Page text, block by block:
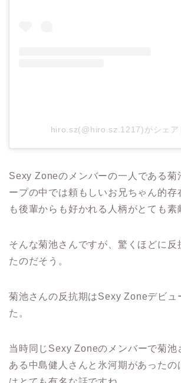
hiro.sz(@hiro.sz.1217)がシェア
Sexy Zoneのメンバーの一人である菊
ープの中では頼もしいお兄ちゃん的存
も後輩からも好かれる人柄がとても素
そんな菊池さんですが、驚くほどに反
たのだそう。
菊池さんの反抗期はSexy Zoneデビュ
た。
当時同じ Sexy Zoneのメンバーで菊池
ある中島健人さんと氷河期があったの